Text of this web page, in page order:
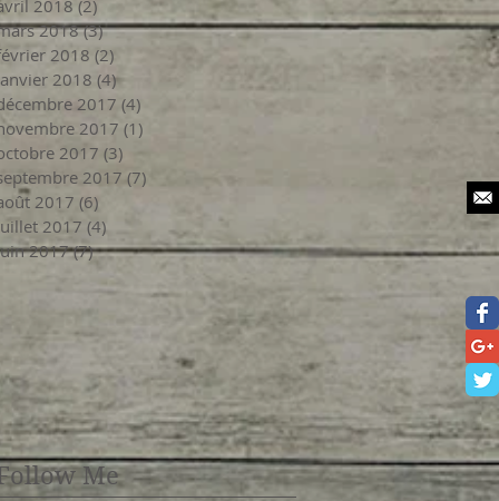
2018 (2) 2 posts
2018(3)3 posts
2018 (2)
2018 (4)4 posts
2017 (4)
2017 (1)
2017 (3)
2017 (7)
2017 (6)
2017 (4)
2017 (7)7 posts
Me